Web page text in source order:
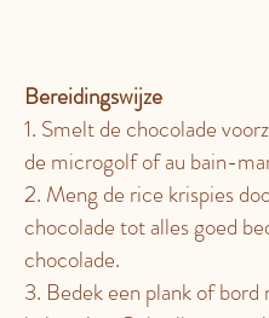
Bereidingswijze
1. Smelt de chocolade
de microgolf of au bain-
2. Meng de rice krispies
chocolade tot alles goed
chocolade.
3. Bedek een plank of bord